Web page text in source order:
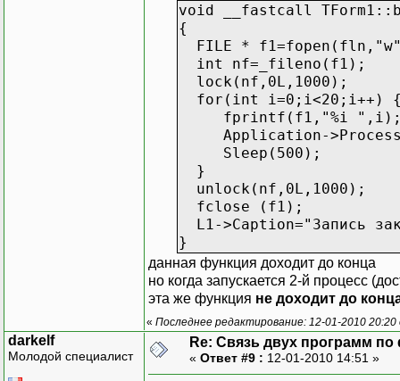
void __fastcall
{
FILE *
int nf=_fileno(f1);
lock(nf,0L,1000);
for(int i=0;i<20;i++)
fprintf(f1,"%i
Application-
Sleep(500);
}
unlock(nf,0L,1000);
fclose (f1);
L1->Caption="Запись
}
данная функция доходит до конца
но когда запускается 2-й процесс
эта же функция не доходит до
« Последнее редактирование: 12-01-2010
darkelf
Молодой специалист
Re: Связь двух программ
« Ответ #9 : 12-01-2010 14:51 »